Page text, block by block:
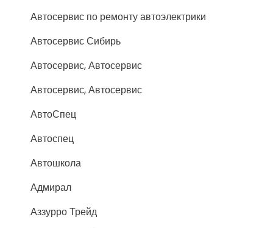
Автосервис по ремонту автоэлектрики
Автосервис Сибирь
Автосервис, Автосервис
Автосервис, Автосервис
АвтоСпец
Автоспец
Автошкола
Адмирал
Аззурро Трейд